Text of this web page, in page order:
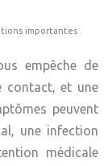
importantes
empêche de
contact, et une
peuvent
une infection
médicale